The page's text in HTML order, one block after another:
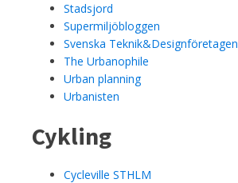
Stadsjord
Supermiljöbloggen
Svenska Teknik&Designföretagen
The Urbanophile
Urban planning
Urbanisten
Cykling
Cycleville STHLM